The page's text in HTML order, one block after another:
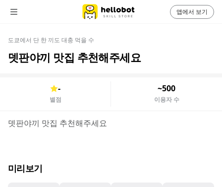
도쿄에서 단 한 끼도 대충 먹을 수
뎃판야끼 맛집 추천해주세요
-
별점
~500
이용자 수
뎃판야끼 맛집 추천해주세요
미리보기
앱에서 보기